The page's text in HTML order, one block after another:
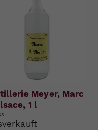
Meyer, Marc
1 l